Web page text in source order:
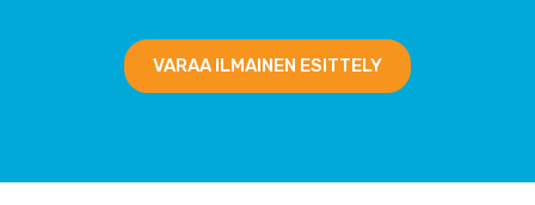
VARAA ILMAINEN ESITTELY